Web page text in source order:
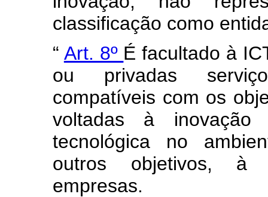
classificação como
“ Art. 8º É facultado à
ou privadas
compatíveis com os
voltadas à
tecnológica no
outros objetivos, à
empresas.